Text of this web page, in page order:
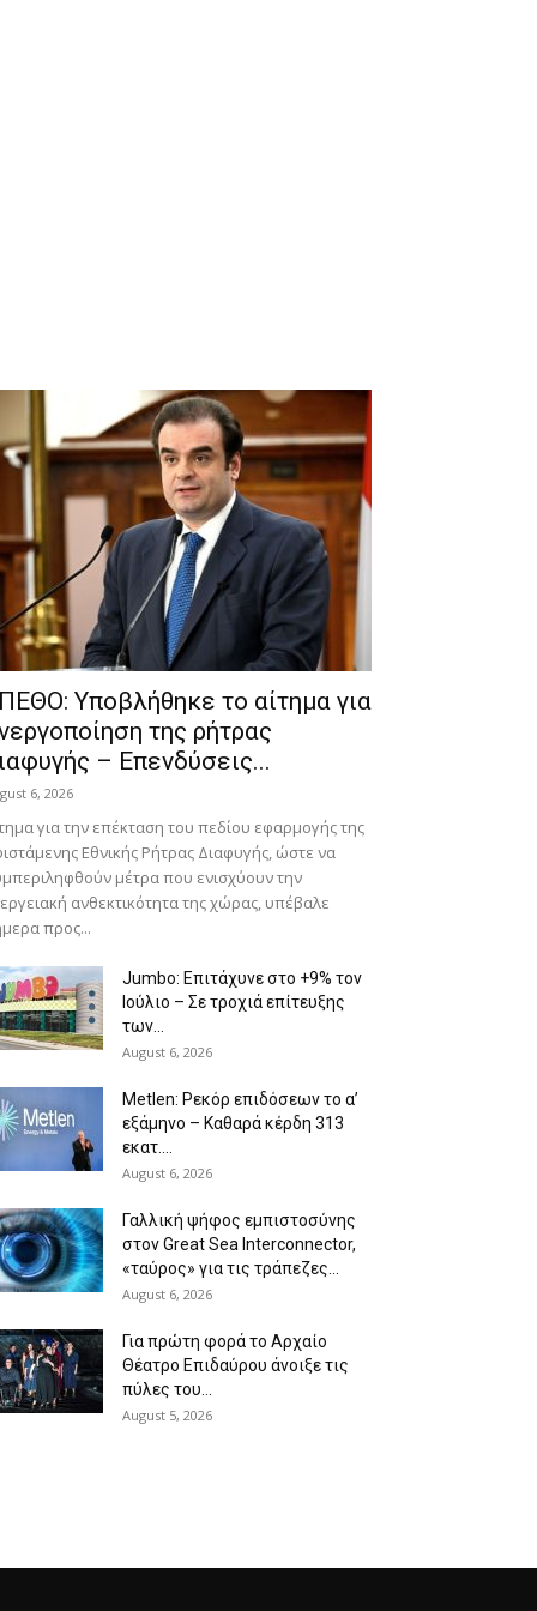
Υποβλήθηκε το αίτημα για
της ρήτρας
– Επενδύσεις...
6, 2026
για την επέκταση του πεδίου εφαρμογής της
Εθνικής Ρήτρας Διαφυγής, ώστε να
μέτρα που ενισχύουν την
ανθεκτικότητα της χώρας, υπέβαλε
προς...
Jumbo: Επιτάχυνε στο +9% τον
Ιούλιο – Σε τροχιά επίτευξης
των...
August 6, 2026
Metlen: Ρεκόρ επιδόσεων το α’
εξάμηνο – Kαθαρά κέρδη 313
εκατ....
August 6, 2026
Γαλλική ψήφος εμπιστοσύνης
στον Great Sea Interconnector,
«ταύρος» για τις τράπεζες...
August 6, 2026
Για πρώτη φορά το Αρχαίο
Θέατρο Επιδαύρου άνοιξε τις
πύλες του...
August 5, 2026